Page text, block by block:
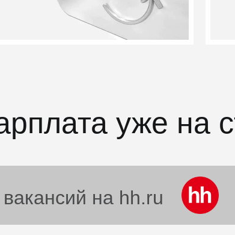
уже на
вакансий на hh.ru